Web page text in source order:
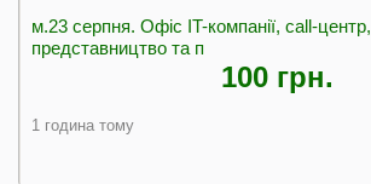
м.23 серпня. Офіс IT-компанії, call-центр,
представництво та п
100 грн.
1 година тому